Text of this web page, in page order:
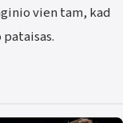
vien tam, kad